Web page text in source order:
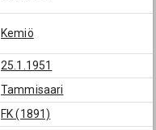
Kemiö
25.1.1951
Tammisaari
FK (1891)